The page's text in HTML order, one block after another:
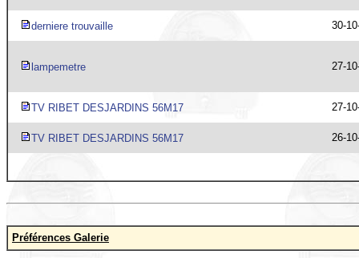
derniere trouvaille 30-
lampemetre 27-
TV RIBET DESJARDINS 56M17 27-
TV RIBET DESJARDINS 56M17 26-
Préférences Galerie